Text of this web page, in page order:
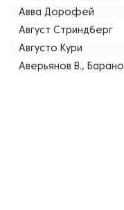
Авва Дорофей
Август Стриндберг
Августо Кури
Аверьянов В.,